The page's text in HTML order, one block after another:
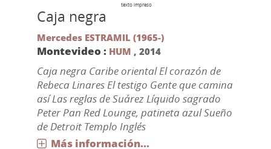
texto impreso
Caja negra
Mercedes ESTRAMIL (1965-)
Montevideo : HUM , 2014
Caja negra Caribe oriental El corazón de
Rebeca Linares El testigo Gente que camina
así Las reglas de Suárez Líquido sagrado
Peter Pan Red Lounge, patineta azul Sueño
de Detroit Templo Inglés
Más información...